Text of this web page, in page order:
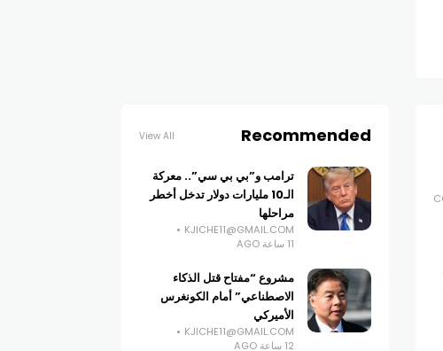
Recommended
View All
ترامب و”بي بي سي”.. معركة
الـ10 مليارات دولار تدخل أخطر
مراحلها
KJICHE11@GMAIL.COM
11 ساعة AGO
مشروع “مفتاح قتل الذكاء
الاصطناعي” أمام الكونغرس
الأميركي
KJICHE11@GMAIL.COM
12 ساعة AGO